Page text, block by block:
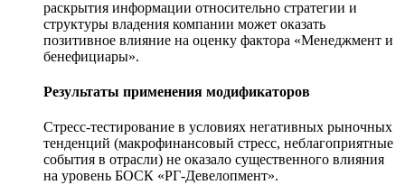
раскрытия информации относительно стратегии и
структуры владения компании может оказать
позитивное влияние на оценку фактора «Менеджмент и
бенефициары».
Результаты применения модификаторов
Стресс-тестирование в условиях негативных рыночных
тенденций (макрофинансовый стресс, неблагоприятные
события в отрасли) не оказало существенного влияния
на уровень БОСК «РГ-Девелопмент».